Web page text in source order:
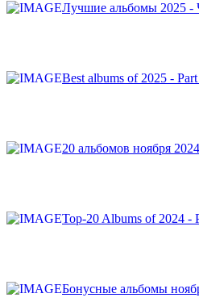
Лучшие альбомы 2025 -
Best albums of 2025 -
20 альбомов ноября
Top-20 Albums of 2024 -
Бонусные альбомы